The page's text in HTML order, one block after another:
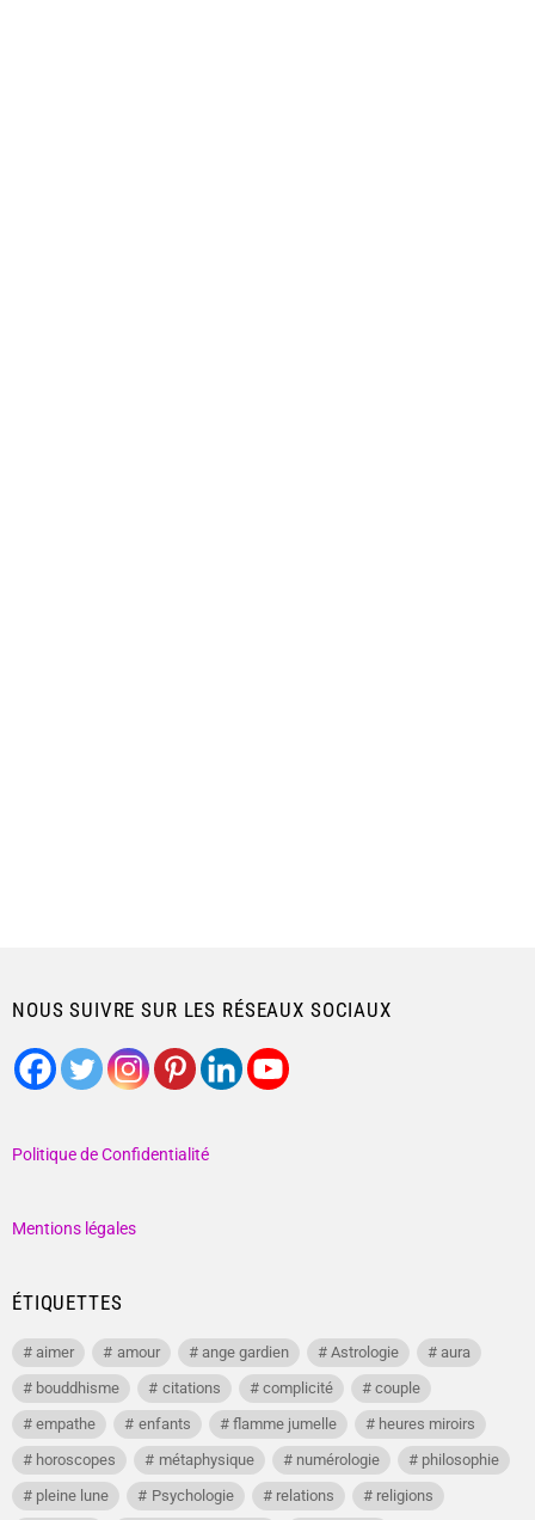
NOUS SUIVRE SUR LES RÉSEAUX SOCIAUX
Politique de Confidentialité
Mentions légales
ÉTIQUETTES
aimer amour ange gardien Astrologie
aura
bouddhisme
citations complicité
couple
empathe
enfants flamme jumelle
heures miroirs
horoscopes
métaphysique numérologie
philosophie
pleine lune
Psychologie relations religions